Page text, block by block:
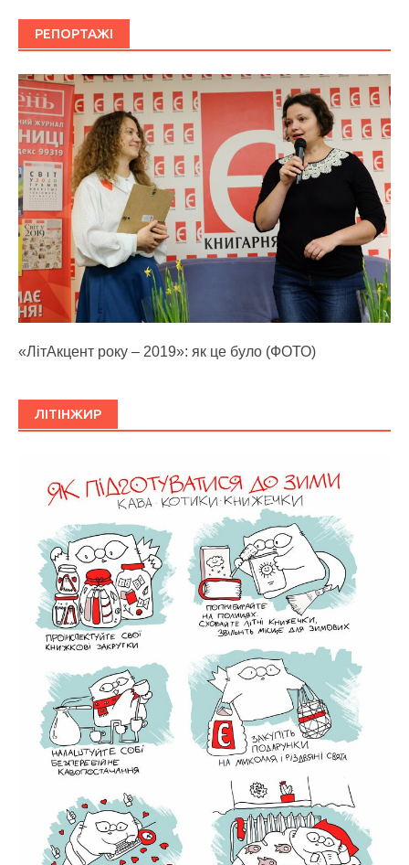
РЕПОРТАЖІ
«ЛітАкцент року – 2019»: як це було (ФОТО)
ЛІТІНЖИР